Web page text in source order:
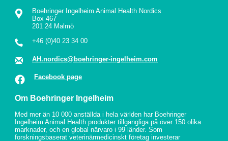
Boehringer Ingelheim Animal Health Nordics
Box 467
201 24 Malmö
+46 (0)40 23 34 00
AH.nordics@boehringer-ingelheim.com
Facebook page
Om Boehringer Ingelheim
Med mer än 10 000 anställda i hela världen har Boehringer
Ingelheim Animal Health produkter tillgängliga på över 150 olika
marknader, och en global närvaro i 99 länder. Som
forskningsbaserat veterinärmedicinskt företag investerar